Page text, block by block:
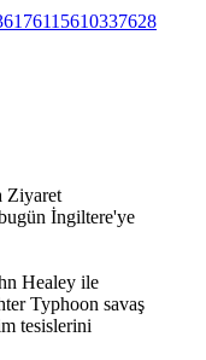
Ziyaret
İngiltere'ye
Healey ile
Typhoon savaş
tesislerini